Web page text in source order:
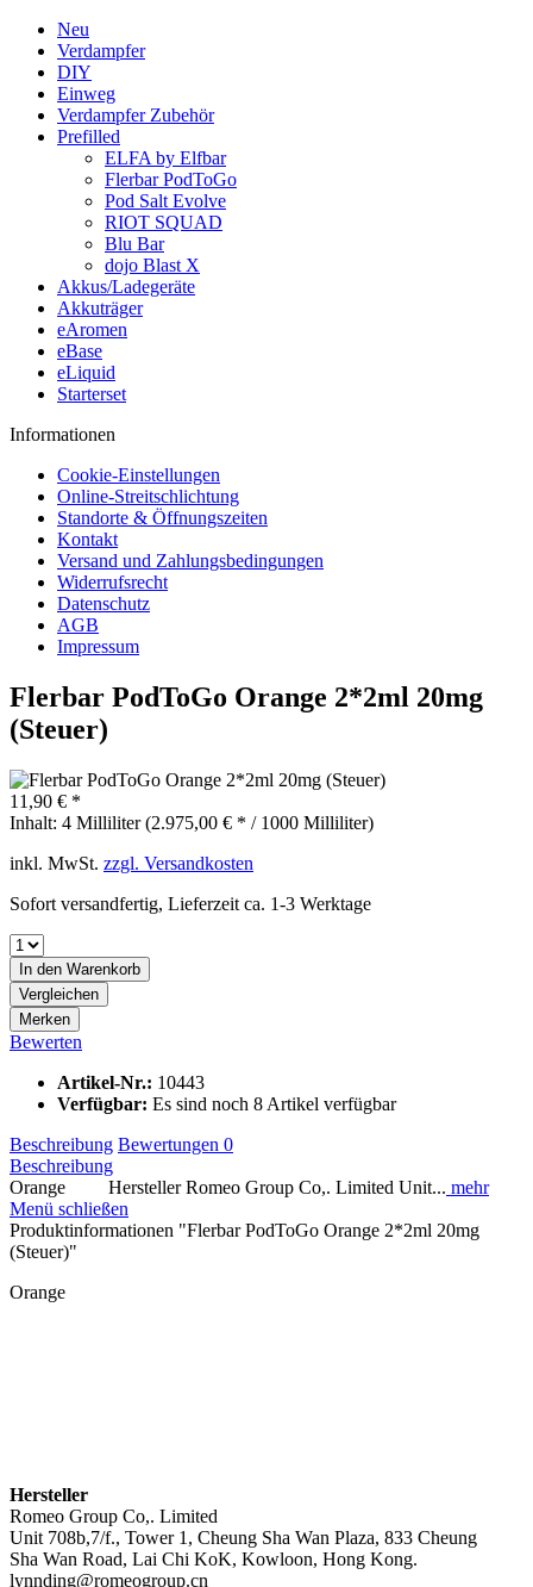
Neu
Verdampfer
DIY
Einweg
Verdampfer Zubehör
Prefilled
ELFA by Elfbar
Flerbar PodToGo
Pod Salt Evolve
RIOT SQUAD
Blu Bar
dojo Blast X
Akkus/Ladegeräte
Akkuträger
eAromen
eBase
eLiquid
Starterset
Informationen
Cookie-Einstellungen
Online-Streitschlichtung
Standorte & Öffnungszeiten
Kontakt
Versand und Zahlungsbedingungen
Widerrufsrecht
Datenschutz
AGB
Impressum
Flerbar PodToGo Orange 2*2ml 20mg
(Steuer)
11,90 € *
Inhalt: 4 Milliliter (2.975,00 € * / 1000 Milliliter)
inkl. MwSt. zzgl. Versandkosten
Sofort versandfertig, Lieferzeit ca. 1-3 Werktage
In den Warenkorb
Vergleichen
Merken
Bewerten
Artikel-Nr.: 10443
Verfügbar: Es sind noch 8 Artikel verfügbar
Beschreibung Bewertungen 0
Beschreibung
Orange Hersteller Romeo Group Co,. Limited Unit... mehr
Menü schließen
Produktinformationen "Flerbar PodToGo Orange 2*2ml 20mg
(Steuer)"
Orange
Hersteller
Romeo Group Co,. Limited
Unit 708b,7/f., Tower 1, Cheung Sha Wan Plaza, 833 Cheung
Sha Wan Road, Lai Chi KoK, Kowloon, Hong Kong.
lynnding@romeogroup.cn